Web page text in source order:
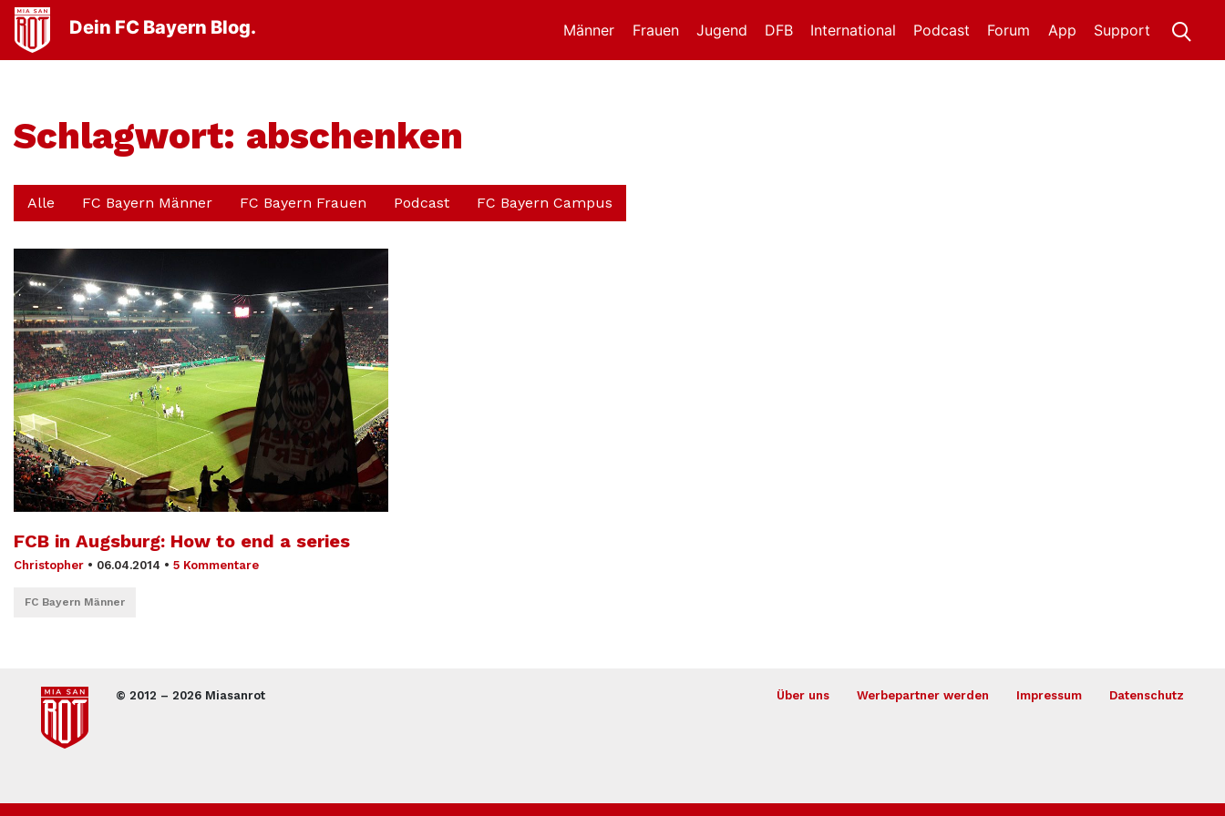
Dein FC Bayern Blog. Männer Frauen Jugend DFB International Support
App
Forum
Podcast
Schlagwort: abschenken
Alle FC Bayern Männer FC Bayern Frauen Podcast FC Bayern Campus
FCB in Augsburg: How to end a series
Christopher • 06.04.2014 • 5 Kommentare
FC Bayern Männer
© 2012 – 2026 Miasanrot Über uns Werbepartner werden Impressum Datenschutz